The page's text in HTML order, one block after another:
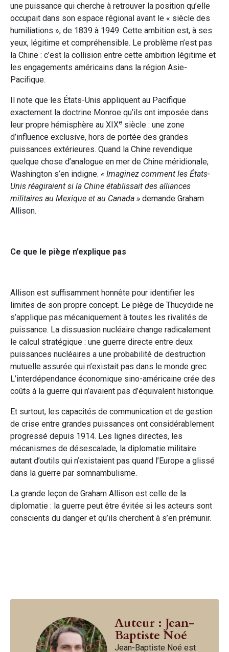
une puissance qui cherche à retrouver la position qu’elle
occupait dans son espace régional avant le « siècle des
humiliations », de 1839 à 1949. Cette ambition est, à ses
yeux, légitime et compréhensible. Le problème n’est pas
la Chine : c’est la collision entre cette ambition légitime et
les engagements américains dans la région Asie-
Pacifique.
Il note que les États-Unis appliquent au Pacifique
exactement la doctrine Monroe qu’ils ont imposée dans
leur propre hémisphère au XIXe siècle : une zone
d’influence exclusive, hors de portée des grandes
puissances extérieures. Quand la Chine revendique
quelque chose d’analogue en mer de Chine méridionale,
Washington s’en indigne. « Imaginez comment les États-
Unis réagiraient si la Chine établissait des alliances
militaires au Mexique et au Canada » demande Graham
Allison.
Ce que le piège n’explique pas
Allison est suffisamment honnête pour identifier les
limites de son propre concept. Le piège de Thucydide ne
s’applique pas mécaniquement à toutes les rivalités de
puissance. La dissuasion nucléaire change radicalement
le calcul stratégique : une guerre directe entre deux
puissances nucléaires a une probabilité de destruction
mutuelle assurée qui n’existait pas dans le monde grec.
L’interdépendance économique sino-américaine crée des
coûts à la guerre qui n’avaient pas d’équivalent historique.
Et surtout, les capacités de communication et de gestion
de crise entre grandes puissances ont considérablement
progressé depuis 1914. Les lignes directes, les
mécanismes de désescalade, la diplomatie militaire :
autant d’outils qui n’existaient pas quand l’Europe a glissé
dans la guerre par somnambulisme.
La grande leçon de Graham Allison est celle de la
diplomatie : la guerre peut être évitée si les acteurs sont
conscients du danger et qu’ils cherchent à s’en prémunir.
Auteur : Jean-
Baptiste Noé
Jean-Baptiste Noé est